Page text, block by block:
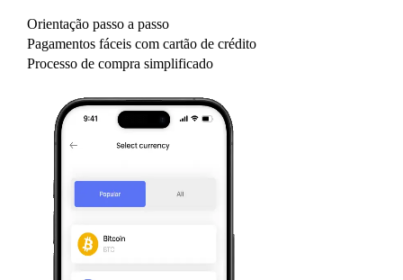
Orientação passo a passo
Pagamentos fáceis com cartão de crédito
Processo de compra simplificado